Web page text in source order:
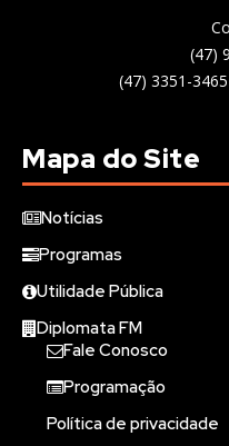
(47)
(47) 3351-
Mapa do Site
Notícias
Programas
Utilidade Pública
Diplomata FM
Fale Conosco
Programação
Política de privacidade